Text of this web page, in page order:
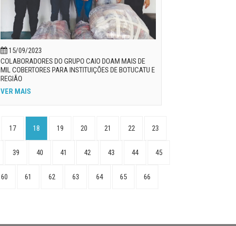
15/09/2023
COLABORADORES DO GRUPO CAIO DOAM MAIS DE
MIL COBERTORES PARA INSTITUIÇÕES DE BOTUCATU E
REGIÃO
VER MAIS
17 18 19 20 21 22 23
39 40 41 42 43 44 45
60 61 62 63 64 65
66